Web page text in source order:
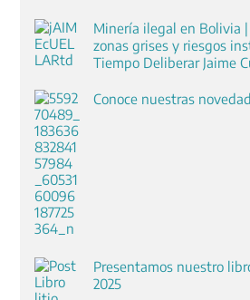
Minería ilegal en Bolivia |
zonas grises y riesgos
Tiempo Deliberar Jaime
Conoce nuestras
Presentamos nuestro
2025